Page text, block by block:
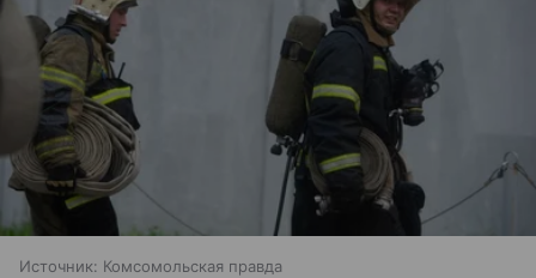
Источник: Комсомольская правда